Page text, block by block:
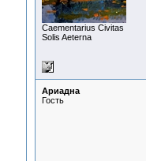
Сaementarius Civitas
Solis Aeterna
Ариадна
Гость